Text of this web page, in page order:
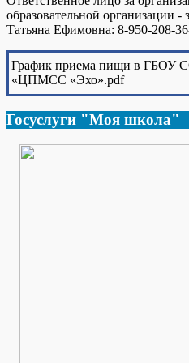
образовательной организации
Татьяна Ефимовна: 8-950-208-
График приема пищи в ГБОУ
«ЦПМСС «Эхо».pdf
Госуслуги "Моя школа"